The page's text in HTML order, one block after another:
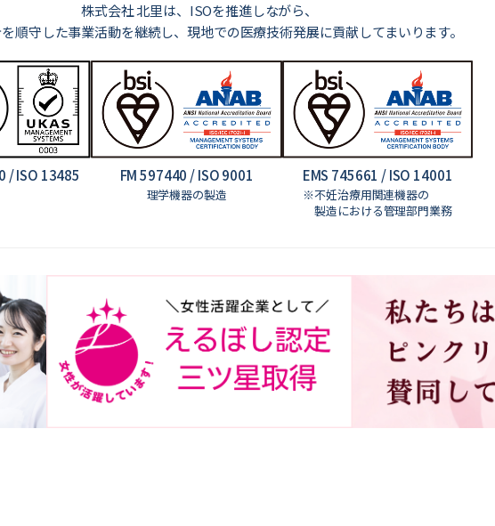
株式会社 北里は、ISOを推進しながら、
順守した事業活動を継続し、現地での医療技術発展に貢献してまいります。
/ ISO 13485 FM 597440 / ISO 9001
理学機器の製造
EMS 745661 / ISO 14001
※不妊治療用関連機器の
製造における管理部門業務